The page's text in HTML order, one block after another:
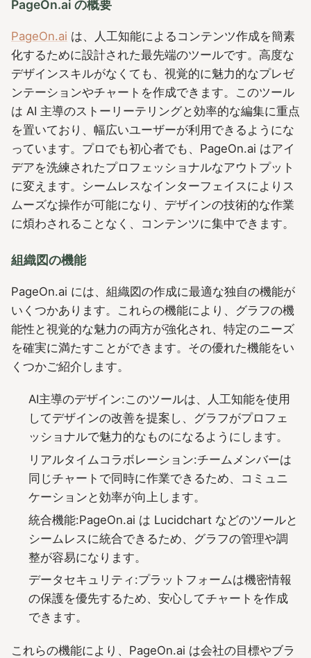
PageOn.ai の概要
PageOn.ai は、人工知能によるコンテンツ作成を簡素
化するために設計された最先端のツールです。高度な
デザインスキルがなくても、視覚的に魅力的なプレゼ
ンテーションやチャートを作成できます。このツール
は AI 主導のストーリーテリングと効率的な編集に重点
を置いており、幅広いユーザーが利用できるようにな
っています。プロでも初心者でも、PageOn.ai はアイ
デアを洗練されたプロフェッショナルなアウトプット
に変えます。シームレスなインターフェイスによりス
ムーズな操作が可能になり、デザインの技術的な作業
に煩わされることなく、コンテンツに集中できます。
組織図の機能
PageOn.ai には、組織図の作成に最適な独自の機能が
いくつかあります。これらの機能により、グラフの機
能性と視覚的な魅力の両方が強化され、特定のニーズ
を確実に満たすことができます。その優れた機能をい
くつかご紹介します。
AI主導のデザイン:このツールは、人工知能を使用
してデザインの改善を提案し、グラフがプロフェ
ッショナルで魅力的なものになるようにします。
リアルタイムコラボレーション:チームメンバーは
同じチャートで同時に作業できるため、コミュニ
ケーションと効率が向上します。
統合機能:PageOn.ai は Lucidchart などのツールと
シームレスに統合できるため、グラフの管理や調
整が容易になります。
データセキュリティ:プラットフォームは機密情報
の保護を優先するため、安心してチャートを作成
できます。
これらの機能により、PageOn.ai は会社の目標やブラ